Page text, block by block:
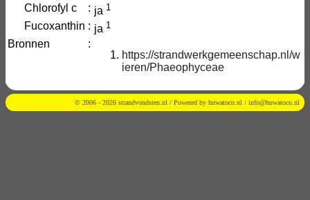
Chlorofyl c : ja 1
Fucoxanthin : ja 1
Bronnen
:
https://strandwerkgemeenschap.nl/w
ieren/Phaeophyceae
© 2006 - 2026 strandvondsten.nl / Powered by huwatoco.nl / info@huwatoco.nl